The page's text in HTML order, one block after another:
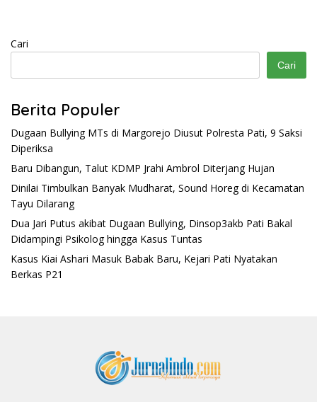
Cari
Cari
Berita Populer
Dugaan Bullying MTs di Margorejo Diusut Polresta Pati, 9 Saksi
Diperiksa
Baru Dibangun, Talut KDMP Jrahi Ambrol Diterjang Hujan
Dinilai Timbulkan Banyak Mudharat, Sound Horeg di Kecamatan
Tayu Dilarang
Dua Jari Putus akibat Dugaan Bullying, Dinsop3akb Pati Bakal
Didampingi Psikolog hingga Kasus Tuntas
Kasus Kiai Ashari Masuk Babak Baru, Kejari Pati Nyatakan
Berkas P21